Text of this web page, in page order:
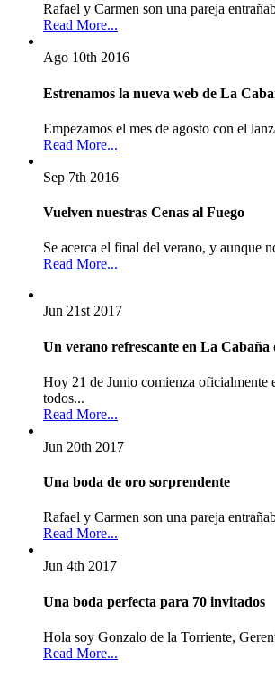
Rafael y Carmen son una pareja
Read More...
Ago 10th 2016
Estrenamos la nueva web de La
Empezamos el mes de agosto con el
Read More...
Sep 7th 2016
Vuelven nuestras Cenas al Fuego
Se acerca el final del verano, y aunque
Read More...
Jun 21st 2017
Un verano refrescante en La Cabaña
Hoy 21 de Junio comienza oficialmente
todos...
Read More...
Jun 20th 2017
Una boda de oro sorprendente
Rafael y Carmen son una pareja
Read More...
Jun 4th 2017
Una boda perfecta para 70 invitados
Hola soy Gonzalo de la Torriente,
Read More...